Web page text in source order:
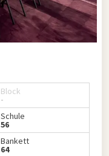
Block
-
Schule
56
Bankett
64